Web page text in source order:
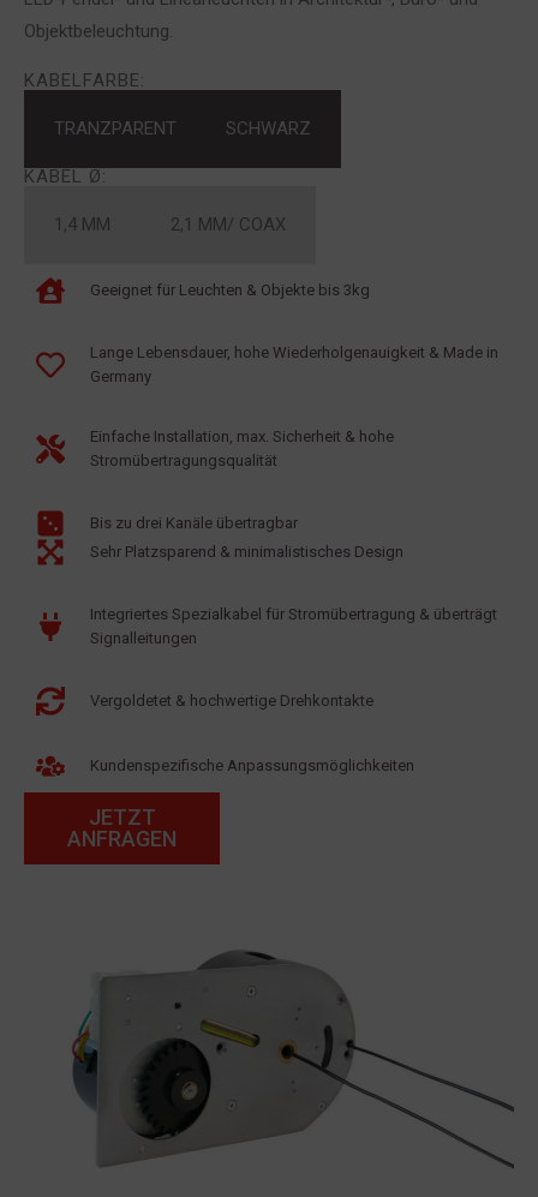
Objektbeleuchtung.
KABELFARBE:
TRANZPARENT SCHWARZ
KABEL Ø:
1,4 MM 2,1 MM/ COAX
Geeignet für Leuchten & Objekte bis 3kg
Lange Lebensdauer, hohe Wiederholgenauigkeit & Made in
Germany
Einfache Installation, max. Sicherheit & hohe
Stromübertragungsqualität
Bis zu drei Kanäle übertragbar
Sehr Platzsparend & minimalistisches Design
Integriertes Spezialkabel für Stromübertragung & überträgt
Signalleitungen
Vergoldetet & hochwertige Drehkontakte
Kundenspezifische Anpassungsmöglichkeiten
JETZT
ANFRAGEN